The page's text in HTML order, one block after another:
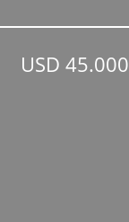
USD 45.000